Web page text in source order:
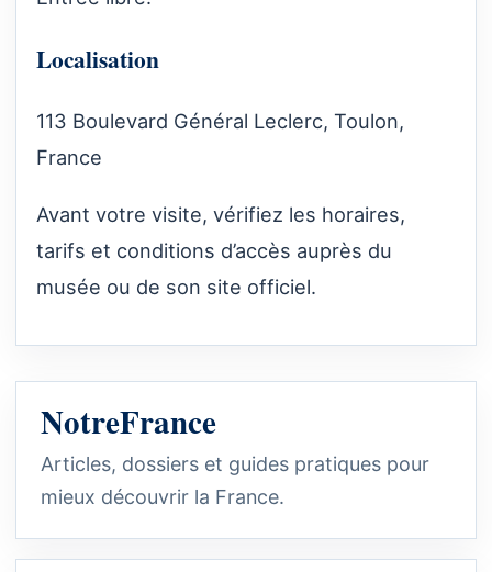
Localisation
113 Boulevard Général Leclerc, Toulon,
France
Avant votre visite, vérifiez les horaires,
tarifs et conditions d’accès auprès du
musée ou de son site officiel.
NotreFrance
Articles, dossiers et guides pratiques pour
mieux découvrir la France.